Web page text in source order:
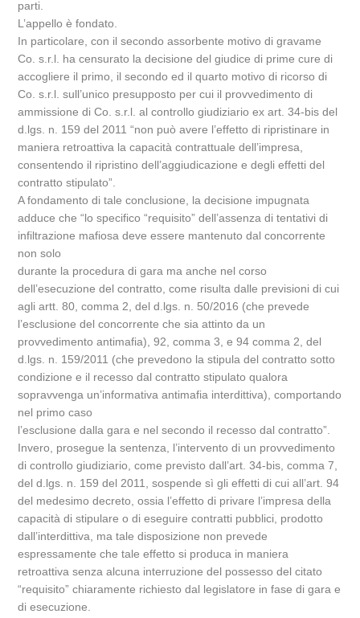
parti.
L’appello è fondato.
In particolare, con il secondo assorbente motivo di gravame
Co. s.r.l. ha censurato la decisione del giudice di prime cure di
accogliere il primo, il secondo ed il quarto motivo di ricorso di
Co. s.r.l. sull’unico presupposto per cui il provvedimento di
ammissione di Co. s.r.l. al controllo giudiziario ex art. 34-bis del
d.lgs. n. 159 del 2011 “non può avere l’effetto di ripristinare in
maniera retroattiva la capacità contrattuale dell’impresa,
consentendo il ripristino dell’aggiudicazione e degli effetti del
contratto stipulato”.
A fondamento di tale conclusione, la decisione impugnata
adduce che “lo specifico “requisito” dell’assenza di tentativi di
infiltrazione mafiosa deve essere mantenuto dal concorrente
non solo
durante la procedura di gara ma anche nel corso
dell’esecuzione del contratto, come risulta dalle previsioni di cui
agli artt. 80, comma 2, del d.lgs. n. 50/2016 (che prevede
l’esclusione del concorrente che sia attinto da un
provvedimento antimafia), 92, comma 3, e 94 comma 2, del
d.lgs. n. 159/2011 (che prevedono la stipula del contratto sotto
condizione e il recesso dal contratto stipulato qualora
sopravvenga un’informativa antimafia interdittiva), comportando
nel primo caso
l’esclusione dalla gara e nel secondo il recesso dal contratto”.
Invero, prosegue la sentenza, l’intervento di un provvedimento
di controllo giudiziario, come previsto dall’art. 34-bis, comma 7,
del d.lgs. n. 159 del 2011, sospende sì gli effetti di cui all’art. 94
del medesimo decreto, ossia l’effetto di privare l’impresa della
capacità di stipulare o di eseguire contratti pubblici, prodotto
dall’interdittiva, ma tale disposizione non prevede
espressamente che tale effetto si produca in maniera
retroattiva senza alcuna interruzione del possesso del citato
“requisito” chiaramente richiesto dal legislatore in fase di gara e
di esecuzione.